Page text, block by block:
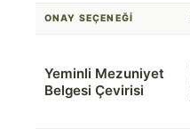
ONAY SEÇENEĞI
Yeminli Mezuniyet
Belgesi Çevirisi